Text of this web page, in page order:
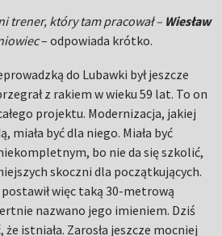
skoczni dla początkujących.
więc taką 30-metrową
istniała. Zarosła jeszcze mocniej
2016 roku – na dwa dni przed
widziałem, że miasto chciało.
Był nawet temat ściągnięcia tu
trzeba mieć czym. A Lubawka to